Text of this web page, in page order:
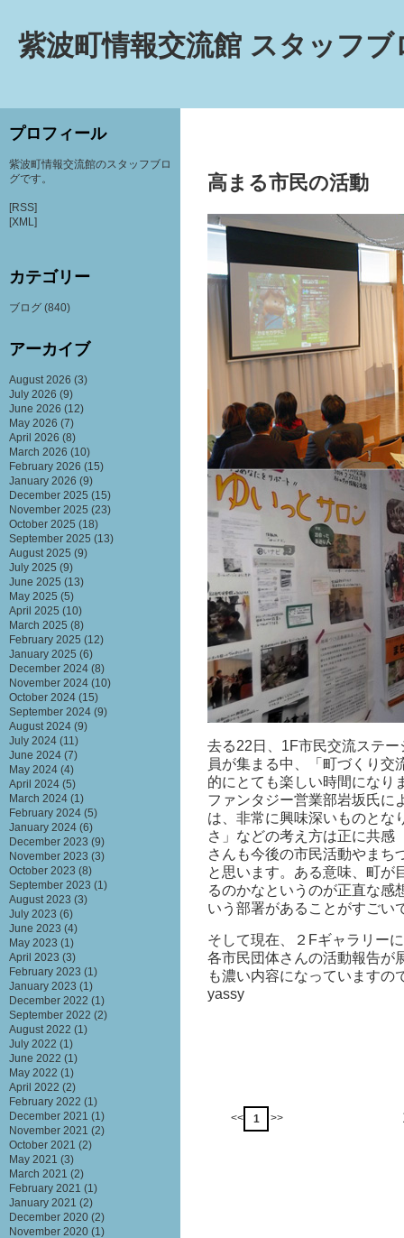
紫波町情報交流館 スタッフブ
高まる市民の活動
去る22日、1F市民交流ステ
員が集まる中、「町づくり交
的にとても楽しい時間になり
ファンタジー営業部岩坂氏に
は、非常に興味深いものとな
さ」などの考え方は正に共感
さんも今後の市民活動やまち
と思います。ある意味、町が
るのかなというのが正直な感
いう部署があることがすごい
そして現在、２Fギャラリー
各市民団体さんの活動報告が
も濃い内容になっています
yassy
<< 1 >>
プロフィール
紫波町情報交流館のスタッフブロ
グです。
[RSS]
[XML]
カテゴリー
ブログ (840)
アーカイブ
August 2026 (3)
July 2026 (9)
June 2026 (12)
May 2026 (7)
April 2026 (8)
March 2026 (10)
February 2026 (15)
January 2026 (9)
December 2025 (15)
November 2025 (23)
October 2025 (18)
September 2025 (13)
August 2025 (9)
July 2025 (9)
June 2025 (13)
May 2025 (5)
April 2025 (10)
March 2025 (8)
February 2025 (12)
January 2025 (6)
December 2024 (8)
November 2024 (10)
October 2024 (15)
September 2024 (9)
August 2024 (9)
July 2024 (11)
June 2024 (7)
May 2024 (4)
April 2024 (5)
March 2024 (1)
February 2024 (5)
January 2024 (6)
December 2023 (9)
November 2023 (3)
October 2023 (8)
September 2023 (1)
August 2023 (3)
July 2023 (6)
June 2023 (4)
May 2023 (1)
April 2023 (3)
February 2023 (1)
January 2023 (1)
December 2022 (1)
September 2022 (2)
August 2022 (1)
July 2022 (1)
June 2022 (1)
May 2022 (1)
April 2022 (2)
February 2022 (1)
December 2021 (1)
November 2021 (2)
October 2021 (2)
May 2021 (3)
March 2021 (2)
February 2021 (1)
January 2021 (2)
December 2020 (2)
November 2020 (1)